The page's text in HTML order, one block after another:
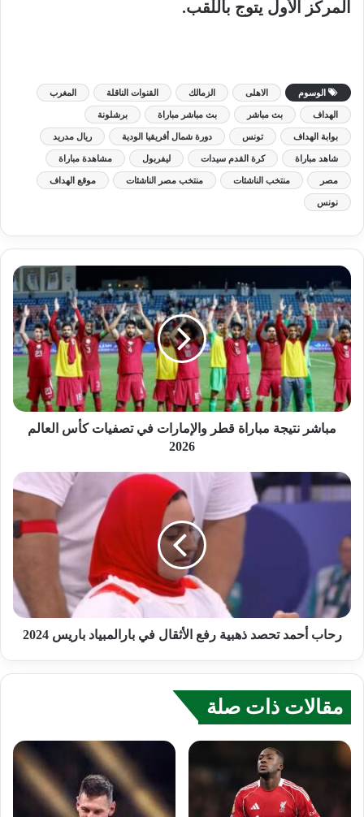
المركز الأول يتوج باللقب.
الوسوم الاهلى الزمالك القنوات الناقلة المغرب
الهداف بث مباشر بث مباشر مباراة برشلونة
بوابة الهداف تونس دورة شمال أفريقيا الودية ريال مدريد
شاهد مباراة كرة القدم سيدات ليفربول مشاهدة مباراة
مصر منتخب الناشئات منتخب مصر الناشئات موقع الهداف
نونس
مباشر نتيجة مباراة قطر والإمارات في تصفيات كأس العالم
2026
رحاب أحمد تحصد ذهبية رفع الأثقال في بارالمبياد باريس 2024
مقالات ذات صلة